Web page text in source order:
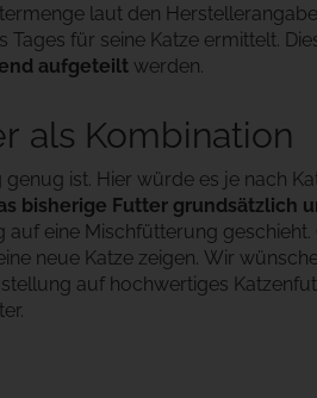
laut den
Tages für seine Katze ermittelt.
aufgeteilt werden.
als Kombination
ist. Hier würde es je nach
bisherige Futter grundsätzlich
auf eine Mischfütterung geschieht.
neue Katze zeigen. Wir
auf hochwertiges